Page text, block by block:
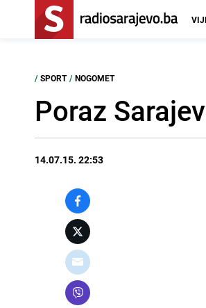
/ SPORT / NOGOMET
Poraz
14.07.15. 22:53